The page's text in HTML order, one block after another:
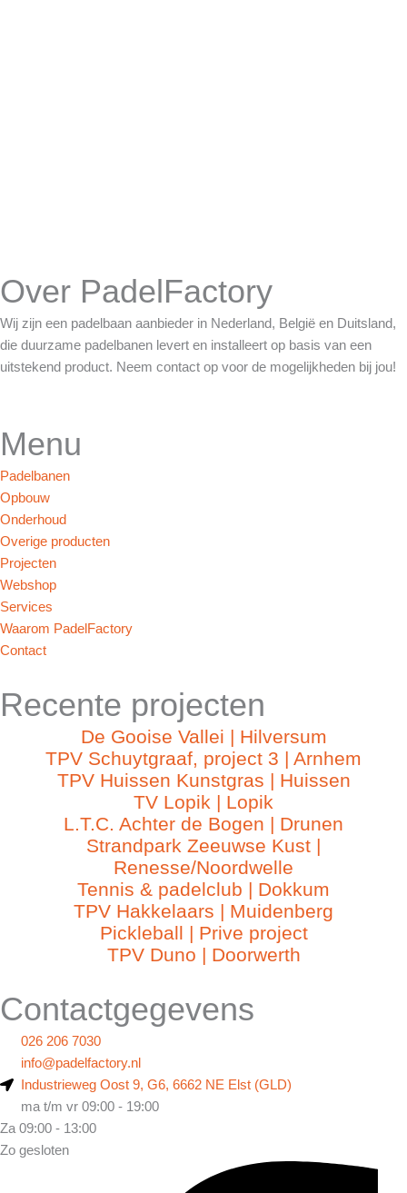
Over PadelFactory
Wij zijn een padelbaan aanbieder in Nederland, België en Duitsland,
die duurzame padelbanen levert en installeert op basis van een
uitstekend product. Neem contact op voor de mogelijkheden bij jou!
Menu
Padelbanen
Opbouw
Onderhoud
Overige producten
Projecten
Webshop
Services
Waarom PadelFactory
Contact
Recente projecten
De Gooise Vallei | Hilversum
TPV Schuytgraaf, project 3 | Arnhem
TPV Huissen Kunstgras | Huissen
TV Lopik | Lopik
L.T.C. Achter de Bogen | Drunen
Strandpark Zeeuwse Kust |
Renesse/Noordwelle
Tennis & padelclub | Dokkum
TPV Hakkelaars | Muidenberg
Pickleball | Prive project
TPV Duno | Doorwerth
Contactgegevens
026 206 7030
info@padelfactory.nl
Industrieweg Oost 9, G6, 6662 NE Elst (GLD)
ma t/m vr 09:00 - 19:00
Za 09:00 - 13:00
Zo gesloten